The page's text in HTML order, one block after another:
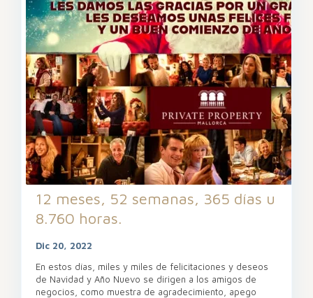
12 meses, 52 semanas, 365 días u
8.760 horas.
Dic 20, 2022
En estos días, miles y miles de felicitaciones y deseos
de Navidad y Año Nuevo se dirigen a los amigos de
negocios, como muestra de agradecimiento, apego